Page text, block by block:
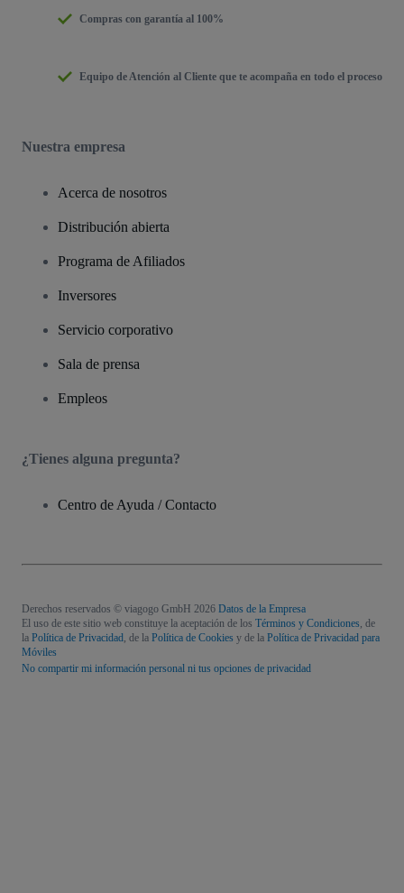
Compras con garantía al 100%
Equipo de Atención al Cliente que te acompaña en todo el proceso
Nuestra empresa
Acerca de nosotros
Distribución abierta
Programa de Afiliados
Inversores
Servicio corporativo
Sala de prensa
Empleos
¿Tienes alguna pregunta?
Centro de Ayuda / Contacto
Derechos reservados © viagogo GmbH 2026 Datos de la Empresa
El uso de este sitio web constituye la aceptación de los Términos y Condiciones, de
la Política de Privacidad, de la Política de Cookies y de la Política de Privacidad para
Móviles
No compartir mi información personal ni tus opciones de privacidad